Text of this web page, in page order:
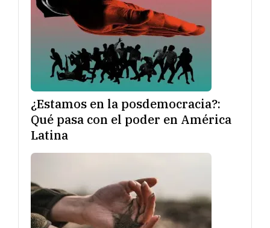
¿Estamos en la posdemocracia?:
Qué pasa con el poder en América
Latina